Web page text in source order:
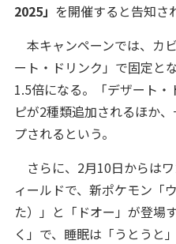
2025」 を開催すると告知さ
本キャンペーンでは、カ
ート・ドリンク」で固定と
1.5倍になる。「デザート
ピが2種類追加されるほか
プされるという。
さらに、2月10日からは
ィールドで、新ポケモン「
た）」と「ドオー」が登場
く」で、睡眠は「うとうと